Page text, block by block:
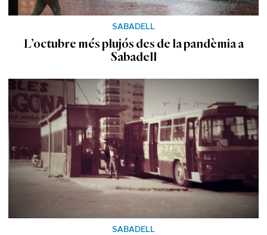
SABADELL
L’octubre més plujós des de la pandèmia a
Sabadell
SABADELL